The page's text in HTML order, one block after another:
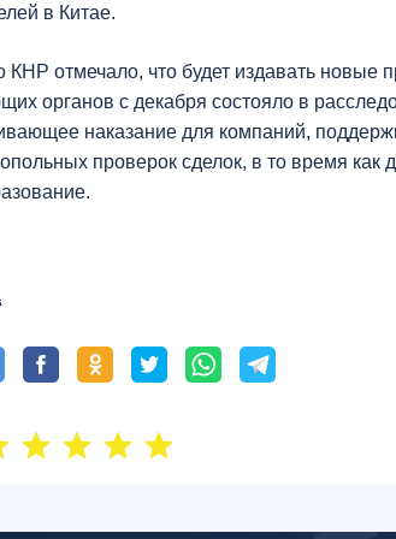
в Китае.
КНР отмечало, что будет издавать
органов с декабря состояло в
наказание для компаний,
проверок сделок, в то время